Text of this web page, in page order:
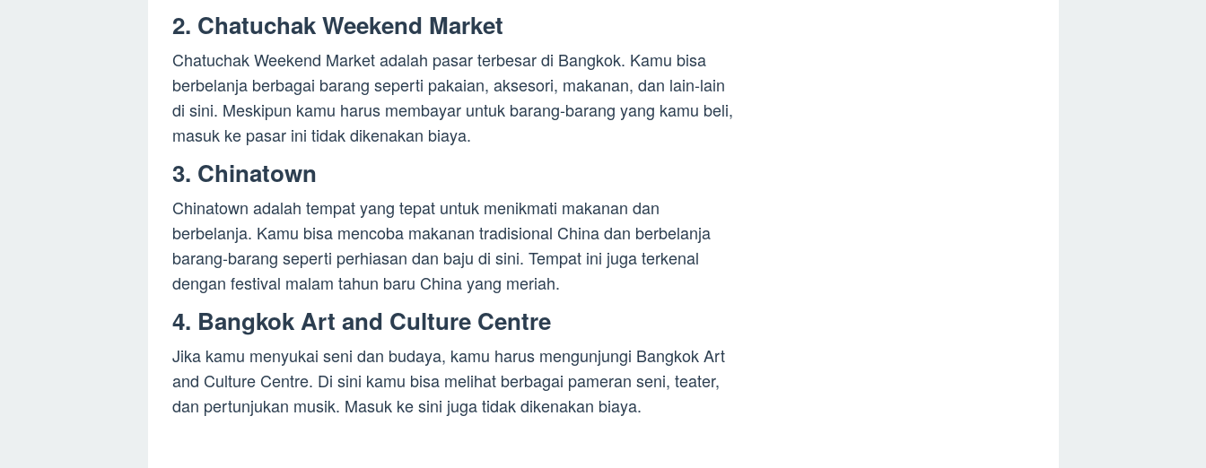
2. Chatuchak Weekend Market
Chatuchak Weekend Market adalah pasar terbesar di Bangkok. Kamu bisa
berbelanja berbagai barang seperti pakaian, aksesori, makanan, dan lain-lain
di sini. Meskipun kamu harus membayar untuk barang-barang yang kamu beli,
masuk ke pasar ini tidak dikenakan biaya.
3. Chinatown
Chinatown adalah tempat yang tepat untuk menikmati makanan dan
berbelanja. Kamu bisa mencoba makanan tradisional China dan berbelanja
barang-barang seperti perhiasan dan baju di sini. Tempat ini juga terkenal
dengan festival malam tahun baru China yang meriah.
4. Bangkok Art and Culture Centre
Jika kamu menyukai seni dan budaya, kamu harus mengunjungi Bangkok Art
and Culture Centre. Di sini kamu bisa melihat berbagai pameran seni, teater,
dan pertunjukan musik. Masuk ke sini juga tidak dikenakan biaya.